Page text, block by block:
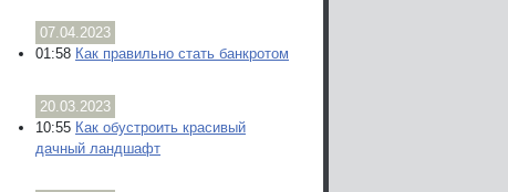
07.04.2023
01:58 Как правильно стать банкротом
20.03.2023
10:55 Как обустроить красивый
дачный ландшафт